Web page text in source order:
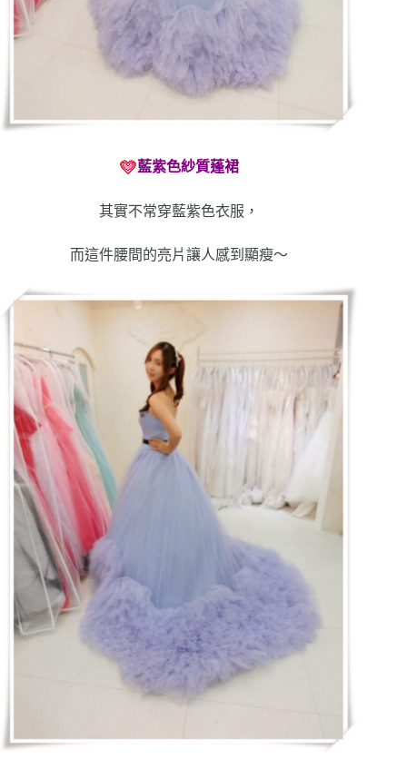
藍紫色紗質蓬裙
其實不常穿藍紫色衣服，
而這件腰間的亮片讓人感到顯瘦～